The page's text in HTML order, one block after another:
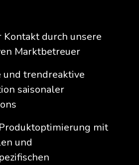
Kontakt durch unsere
Marktbetreuer
und trendreaktive
saisonaler
mit
und